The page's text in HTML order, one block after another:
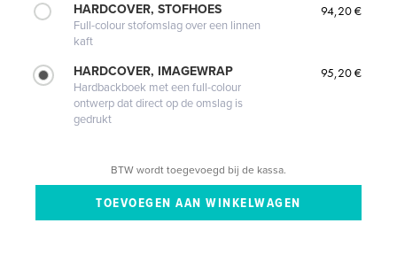
HARDCOVER, STOFHOES
Full-colour stofomslag over een linnen
kaft
94,20 €
HARDCOVER, IMAGEWRAP
Hardbackboek met een full-colour
ontwerp dat direct op de omslag is
gedrukt
95,20 €
BTW wordt toegevoegd bij de kassa.